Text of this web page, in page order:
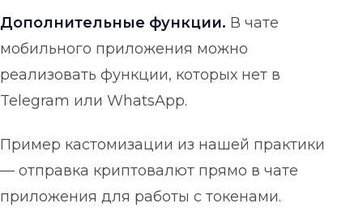
Дополнительные функции. В чате
мобильного приложения можно
реализовать функции, которых нет в
Telegram или WhatsApp.
Пример кастомизации из нашей практики
— отправка криптовалют прямо в чате
приложения для работы с токенами.